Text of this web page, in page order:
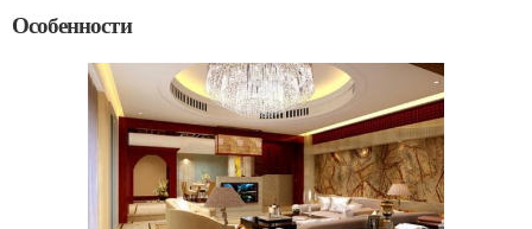
Особенности